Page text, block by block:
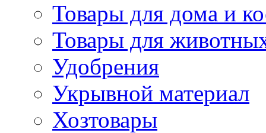
Товары для дома и
Товары для
Удобрения
Укрывной материал
Хозтовары